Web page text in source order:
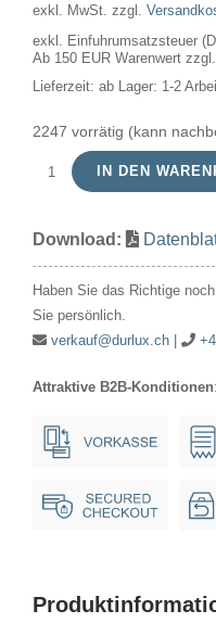
exkl. MwSt. zzgl.
exkl. Einfuhrumsatzsteuer
Ab 150 EUR Warenwert
Lieferzeit: ab Lager: 1-2
2247 vorrätig (kann
Nah-
Fernlicht
300mA
NF
P13.5s
Menge
IN DEN
Download:
Haben Sie das Richtige
Sie persönlich.
verkauf@durlux.ch|
Attraktive B2B-Konditionen: